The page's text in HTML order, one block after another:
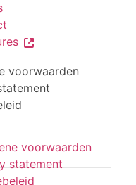
voorwaarden
voorwaarden
statement